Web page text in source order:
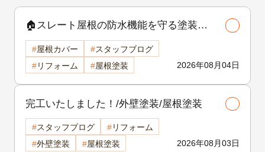
🏠スレート屋根の防水機能を守る塗装の
役割🏠/屋根塗装
2026年08月04日
屋根カバー
スタッフブログ
リフォーム
屋根塗装
完工いたしました！/外壁塗装/屋根塗装
2026年08月03日
スタッフブログ
リフォーム
外壁塗装
屋根塗装